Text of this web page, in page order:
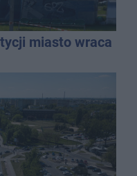
miasto wraca